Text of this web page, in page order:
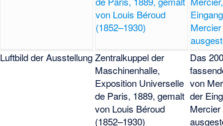
Luftbild der Ausstellung Zentralkuppel der
Maschinenhalle,
Exposition Universelle
de Paris, 1889, gemalt
von Louis Béroud
(1852–1930)
Das
von
der
Mercier